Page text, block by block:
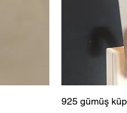
925 gümüş